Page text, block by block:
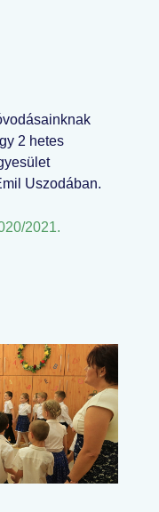
2 hetes
Uszodában.
2021.